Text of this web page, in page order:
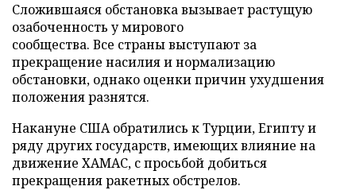
Сложившаяся обстановка вызывает растущую
озабоченность у мирового
сообщества. Все страны выступают за
прекращение насилия и нормализацию
обстановки, однако оценки причин ухудшения
положения разнятся.
Накануне США обратились к Турции, Египту и
ряду других государств, имеющих влияние на
движение ХАМАС, с просьбой добиться
прекращения ракетных обстрелов.